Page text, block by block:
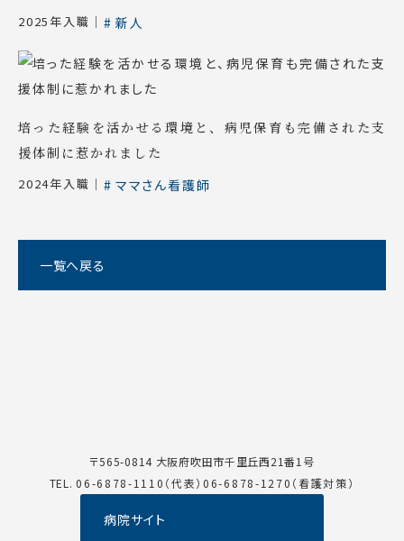
2025年入職｜ 新人
培った経験を活かせる環境と、病児保育も完備された支
援体制に惹かれました
2024年入職｜ ママさん看護師
一覧へ戻る
〒565-0814 大阪府吹田市千里丘西21番1号
TEL.06-6878-1110（代表）06-6878-1270（看護対策）
病院サイト